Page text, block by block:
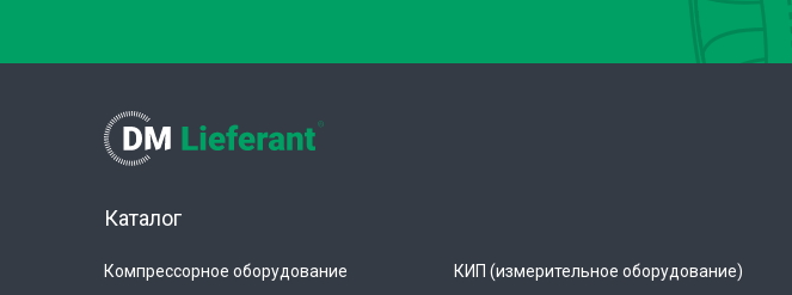
Каталог
Компрессорное оборудование
КИП (измерительное оборудование)